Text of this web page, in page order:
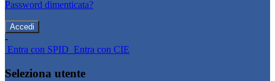
Password dimenticata?
-
Entra con SPID Entra con CIE
Seleziona utente